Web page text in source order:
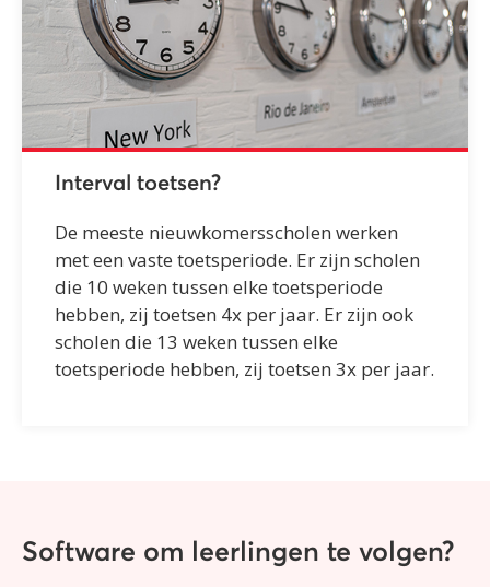
Interval toetsen?
De meeste nieuwkomersscholen werken
met een vaste toetsperiode. Er zijn scholen
die 10 weken tussen elke toetsperiode
hebben, zij toetsen 4x per jaar. Er zijn ook
scholen die 13 weken tussen elke
toetsperiode hebben, zij toetsen 3x per jaar.
Software om leerlingen te volgen?